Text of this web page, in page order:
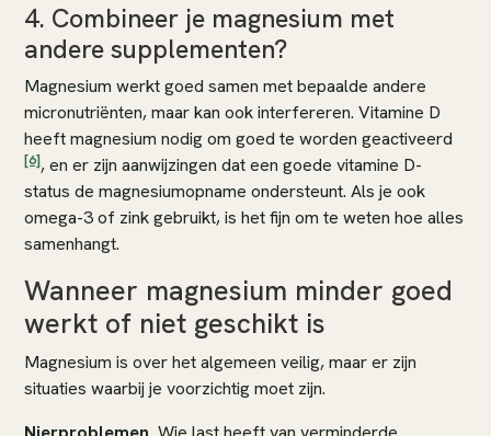
4. Combineer je magnesium met
andere supplementen?
Magnesium werkt goed samen met bepaalde andere
micronutriënten, maar kan ook interfereren. Vitamine D
heeft magnesium nodig om goed te worden geactiveerd
[6], en er zijn aanwijzingen dat een goede vitamine D-
status de magnesiumopname ondersteunt. Als je ook
omega-3 of zink gebruikt, is het fijn om te weten hoe alles
samenhangt.
Wanneer magnesium minder goed
werkt of niet geschikt is
Magnesium is over het algemeen veilig, maar er zijn
situaties waarbij je voorzichtig moet zijn.